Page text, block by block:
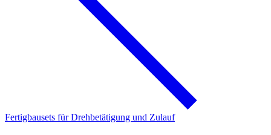
Fertigbausets für Drehbetätigung und Zulauf